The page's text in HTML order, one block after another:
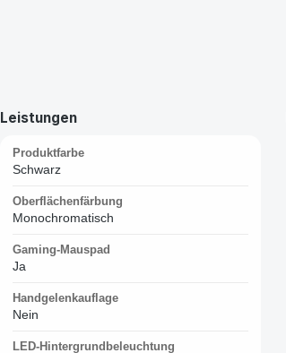
Leistungen
Produktfarbe
Schwarz
Oberflächenfärbung
Monochromatisch
Gaming-Mauspad
Ja
Handgelenkauflage
Nein
LED-Hintergrundbeleuchtung